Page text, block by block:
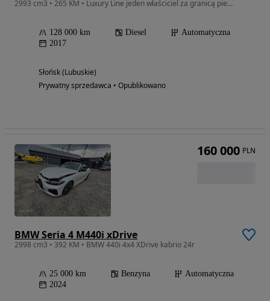
2993 cm3 • 265 KM • Luxury Line jeden właściciel za granicą pierwszy w kraju piękny stan!!
128 000 km Diesel
Automatyczna
2017
Słońsk (Lubuskie)
Prywatny sprzedawca • Opublikowano
BMW Seria 4 M440i xDrive
2998 cm3 • 392 KM • BMW 440i 4x4 XDrive kabrio 24r
25 000 km Benzyna
Automatyczna
2024
160 000 PLN